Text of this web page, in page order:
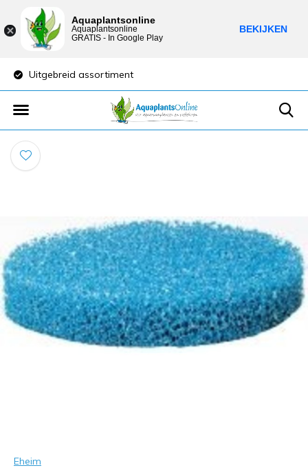
Uitgebreid assortiment
Eheim
Aquaplantsonline
Aquaplantsonline
GRATIS - In Google Play
BEKIJKEN